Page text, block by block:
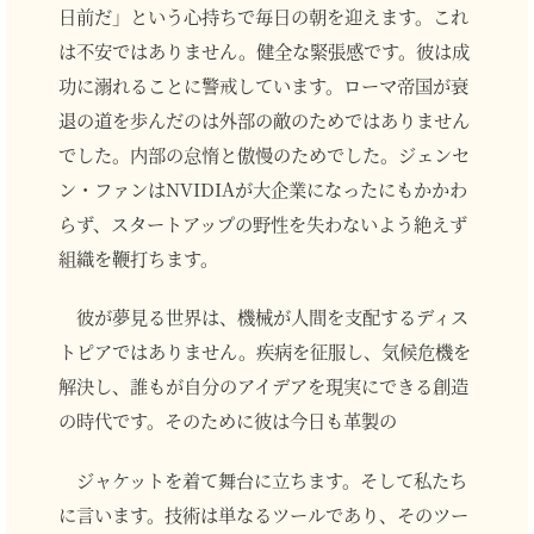
日前だ」という心持ちで毎日の朝を迎えます。これ
は不安ではありません。健全な緊張感です。彼は成
功に溺れることに警戒しています。ローマ帝国が衰
退の道を歩んだのは外部の敵のためではありません
でした。内部の怠惰と傲慢のためでした。ジェンセ
ン・ファンはNVIDIAが大企業になったにもかかわ
らず、スタートアップの野性を失わないよう絶えず
組織を鞭打ちます。
彼が夢見る世界は、機械が人間を支配するディス
トピアではありません。疾病を征服し、気候危機を
解決し、誰もが自分のアイデアを現実にできる創造
の時代です。そのために彼は今日も革製の
ジャケットを着て舞台に立ちます。そして私たち
に言います。技術は単なるツールであり、そのツー